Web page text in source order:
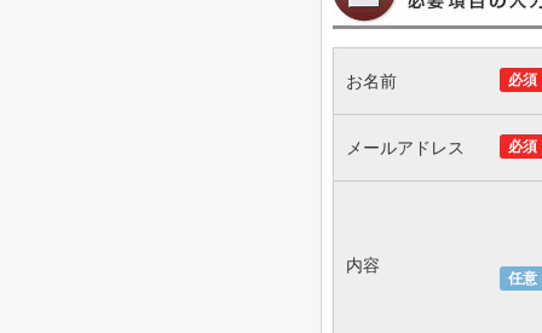
必須
お名前
必須
メールアドレス
任意
内容